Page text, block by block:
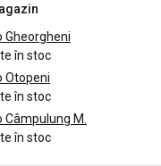
Gheorgheni
în stoc
Otopeni
în stoc
Câmpulung M.
în stoc